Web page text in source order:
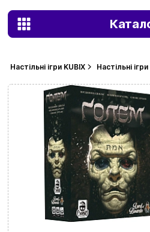
Настільні ігри KUBIX Настільні ігри